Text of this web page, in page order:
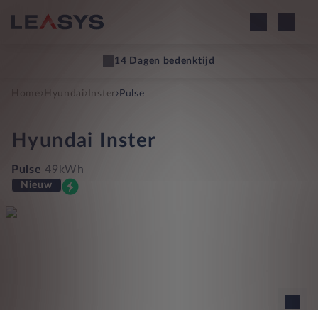
14 Dagen bedenktijd
Home › Hyundai › Inster› Pulse
Hyundai Inster
Pulse 49kWh
Nieuw